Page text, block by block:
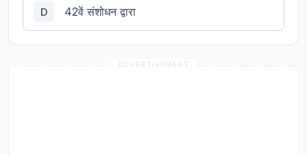
D 42वें संशोधन द्वारा